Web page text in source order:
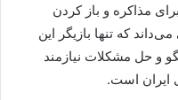
مذاکره و باز کردن
که تنها بازیگر این
و حل مشکلات نیازمند
ایران است.